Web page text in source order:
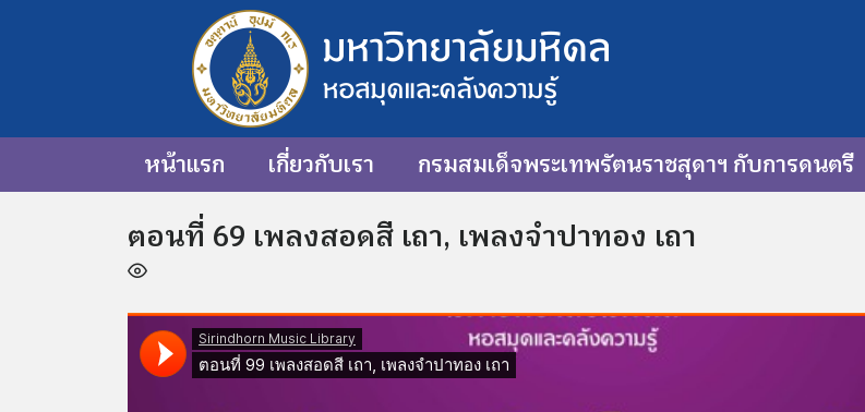
หน้าแรก เกี่ยวกับเรา กรมสมเด็จพระเทพรัตนราชสุดาฯ กับการดนตรี
ตอนที่ 69 เพลงสอดสี เถา, เพลงจำปาทอง เถา